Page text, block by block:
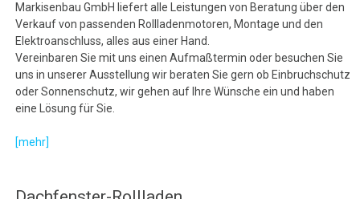
Markisenbau GmbH liefert alle Leistungen von Beratung über den
Verkauf von passenden Rollladenmotoren, Montage und den
Elektroanschluss, alles aus einer Hand.
Vereinbaren Sie mit uns einen Aufmaßtermin oder besuchen Sie
uns in unserer Ausstellung wir beraten Sie gern ob Einbruchschutz
oder Sonnenschutz, wir gehen auf Ihre Wünsche ein und haben
eine Lösung für Sie.
[mehr]